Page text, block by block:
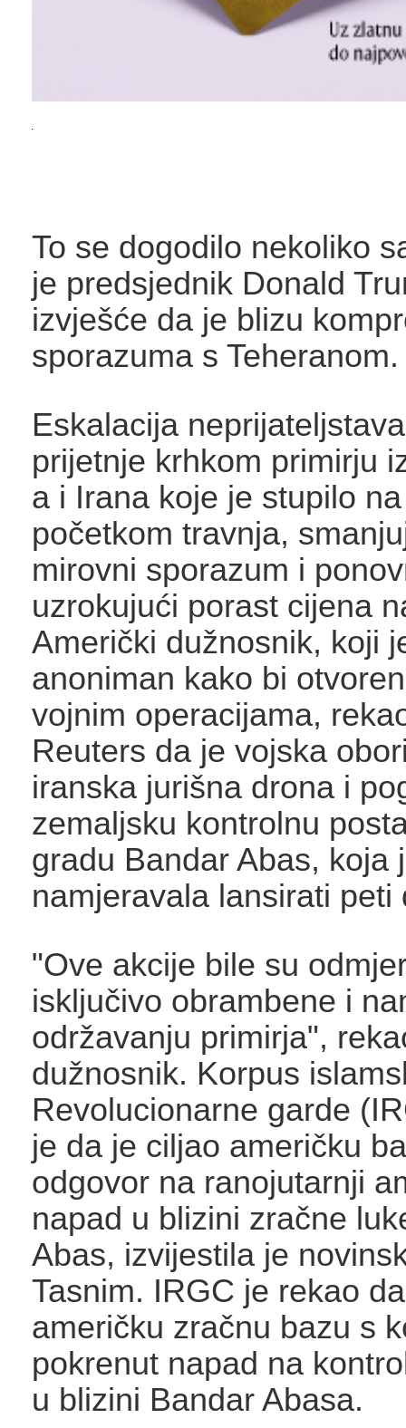
To se dogodilo nekoliko
je predsjednik Donald
izvješće da je blizu
sporazuma s Teheranom.
Eskalacija
prijetnje krhkom primirju
a i Irana koje je stupilo
početkom travnja,
mirovni sporazum i
uzrokujući porast cijena
Američki dužnosnik, koji
anoniman kako bi
vojnim operacijama,
Reuters da je vojska
iranska jurišna drona i
zemaljsku kontrolnu
gradu Bandar Abas, koja
namjeravala lansirati peti
"Ove akcije bile su
isključivo obrambene i
održavanju primirja",
dužnosnik. Korpus
Revolucionarne garde
je da je ciljao američku
odgovor na ranojutarnji
napad u blizini zračne
Abas, izvijestila je
Tasnim. IRGC je rekao
američku zračnu bazu s
pokrenut napad na
u blizini Bandar Abasa.